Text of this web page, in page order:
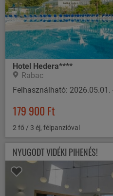
Hotel Hedera****
Rabac
Felhasználható: 2026.05.01.
179 900 Ft
2 fő / 3 éj, félpanzióval
NYUGODT VIDÉKI PIHENÉS!